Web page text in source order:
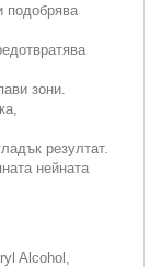
подобрява
зони.
резултат.
нейната
Alcohol,